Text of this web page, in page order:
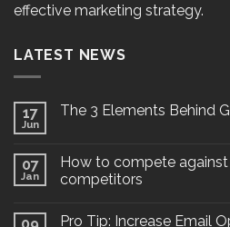
effective marketing strategy.
LATEST NEWS
17
Jun
The 3 Elements Behind
07
Jan
How to compete
competitors
Pro Tip: Increase Email